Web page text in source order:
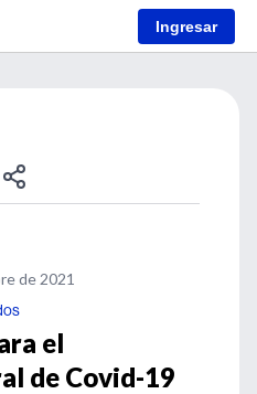
Ingresar
de 2021
el
de Covid-19